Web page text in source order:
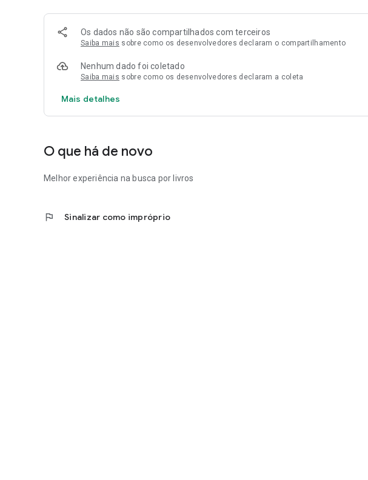
Os dados não são compartilhados com terceiros
Saiba mais sobre como os desenvolvedores declaram o compartilhamento
Nenhum dado foi coletado
Saiba mais sobre como os desenvolvedores declaram a coleta
Mais detalhes
O que há de novo
Melhor experiência na busca por livros
flag Sinalizar como impróprio